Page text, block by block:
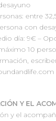
entre
con
día: 9€ –
10
Y EL
y el